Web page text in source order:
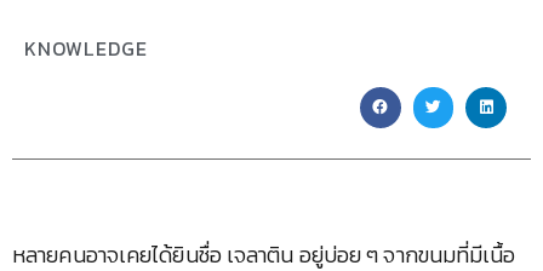
KNOWLEDGE
หลายคนอาจเคยได้ยินชื่อ เจลาติน อยู่บ่อย ๆ จากขนมที่มีเนื้อ